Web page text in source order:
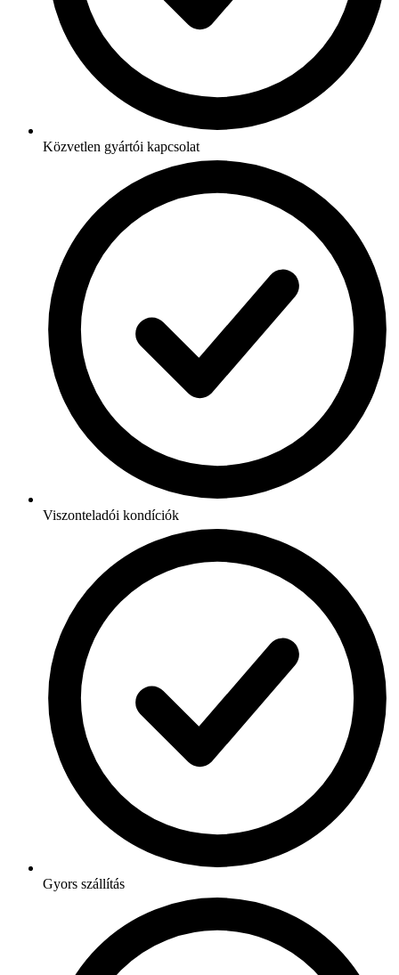
Közvetlen gyártói kapcsolat
Viszonteladói kondíciók
Gyors szállítás